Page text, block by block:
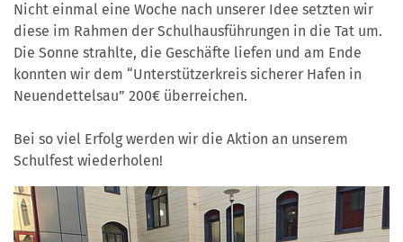
Nicht einmal eine Woche nach unserer Idee setzten wir
diese im Rahmen der Schulhausführungen in die Tat um.
Die Sonne strahlte, die Geschäfte liefen und am Ende
konnten wir dem “Unterstützerkreis sicherer Hafen in
Neuendettelsau” 200€ überreichen.
Bei so viel Erfolg werden wir die Aktion an unserem
Schulfest wiederholen!